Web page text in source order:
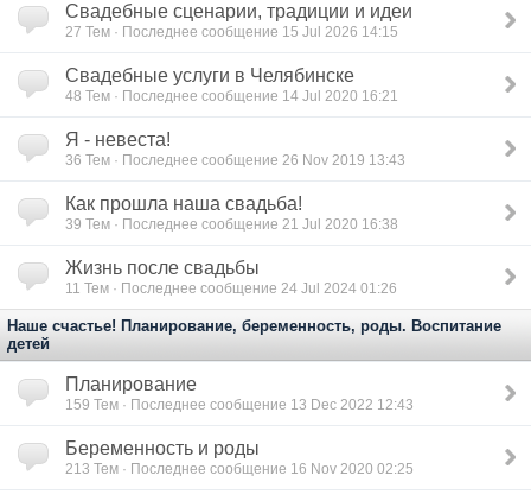
Свадебные сценарии, традиции и идеи
27 Тем · Последнее сообщение 15 Jul 2026 14:15
Свадебные услуги в Челябинске
48 Тем · Последнее сообщение 14 Jul 2020 16:21
Я - невеста!
36 Тем · Последнее сообщение 26 Nov 2019 13:43
Как прошла наша свадьба!
39 Тем · Последнее сообщение 21 Jul 2020 16:38
Жизнь после свадьбы
11 Тем · Последнее сообщение 24 Jul 2024 01:26
Наше счастье! Планирование, беременность, роды. Воспитание
детей
Планирование
159 Тем · Последнее сообщение 13 Dec 2022 12:43
Беременность и роды
213 Тем · Последнее сообщение 16 Nov 2020 02:25